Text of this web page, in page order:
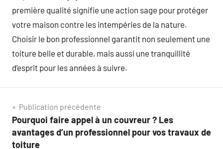
première qualité signifie une action sage pour protéger
votre maison contre les intempéries de la nature.
Choisir le bon professionnel garantit non seulement une
toiture belle et durable, mais aussi une tranquillité
d’esprit pour les années à suivre.
Navigation
de
Publication précédente
Pourquoi faire appel à un couvreur ? Les
avantages d’un professionnel pour vos travaux de
toiture